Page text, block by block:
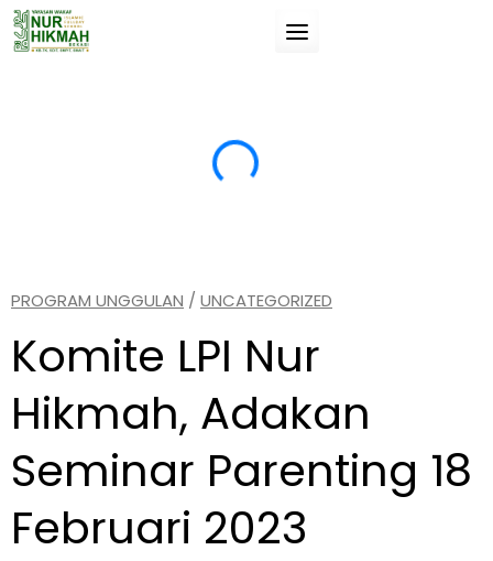
Skip
PROGRAM UNGGULAN / UNCATEGORIZED
Komite LPI Nur
Hikmah, Adakan
Seminar Parenting 18
Februari 2023